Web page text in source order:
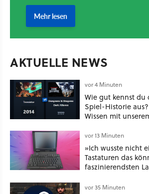
AKTUELLE NEWS
vor 4 Minuten
Wie gut kennst du
Spiel-Historie
Wissen mit
vor 13 Minuten
»Ich wusste nicht
Tastaturen das
faszinierendsten
vor 35 Minuten